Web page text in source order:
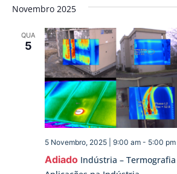
Novembro 2025
QUA
5
Adiado Indústria –
5 Novembro, 2025 | 9:00 am- 5:00 pm